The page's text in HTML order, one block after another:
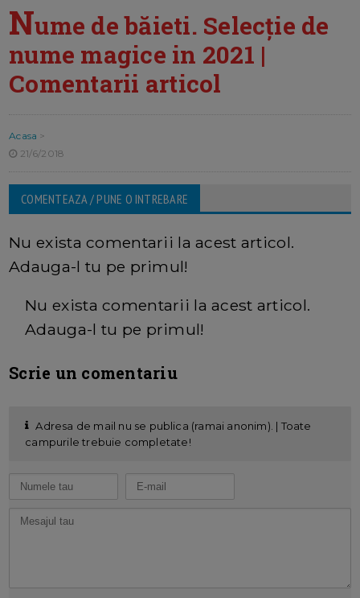
Nume de băieti. Selecție de
nume magice in 2021 |
Comentarii articol
Acasa >
21/6/2018
COMENTEAZA / PUNE O INTREBARE
Nu exista comentarii la acest articol.
Adauga-l tu pe primul!
Nu exista comentarii la acest articol.
Adauga-l tu pe primul!
Scrie un comentariu
Adresa de mail nu se publica (ramai anonim). | Toate
campurile trebuie completate!